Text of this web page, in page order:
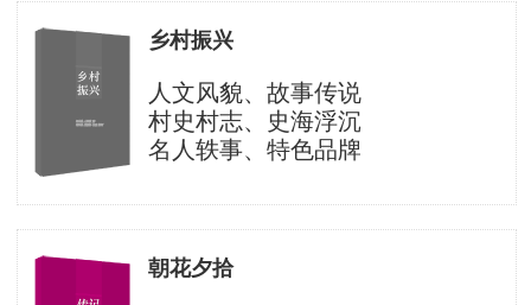
乡村振兴
人文风貌、故事传说
村史村志、史海浮沉
名人轶事、特色品牌
朝花夕拾